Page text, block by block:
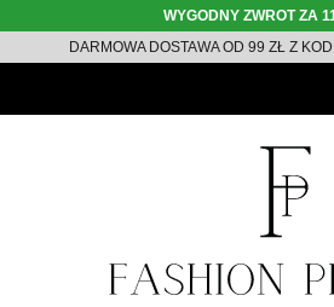
WYGODNY ZWROT ZA
DARMOWA DOSTAWA OD 99 ZŁ Z